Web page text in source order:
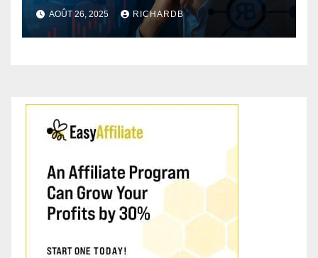
AOÛT 26, 2025 RICHARDB